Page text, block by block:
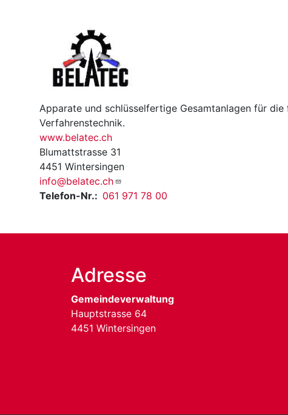
Apparate und schlüsselfertige Gesamtanlagen für
Verfahrenstechnik.
www.belatec.ch
Blumattstrasse 31
4451 Wintersingen
info@belatec.ch
Telefon-Nr.
061 971 78 00
Adresse
Gemeindeverwaltung
Hauptstrasse 64
4451 Wintersingen